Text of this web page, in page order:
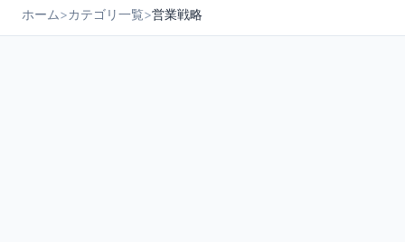
ホーム>カテゴリ一覧>営業戦略